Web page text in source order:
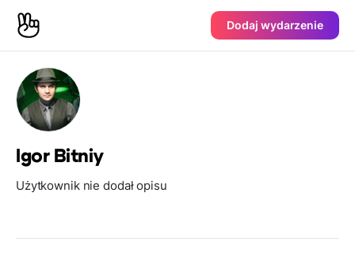
Dodaj wydarzenie
Igor Bitniy
Użytkownik nie dodał opisu